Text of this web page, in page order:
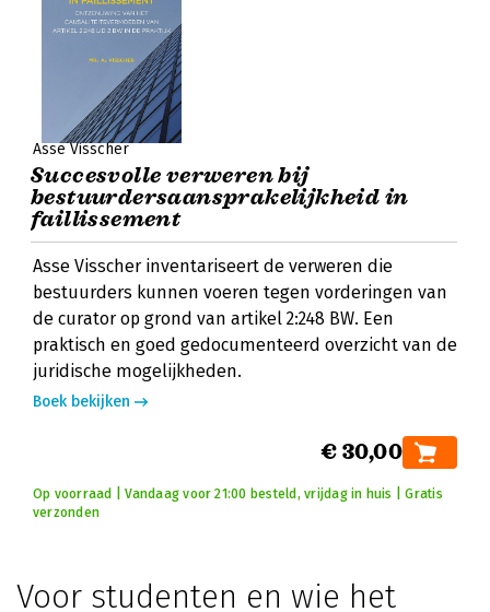
Asse Visscher
Succesvolle verweren bij
bestuurdersaansprakelijkheid in
faillissement
Asse Visscher inventariseert de verweren die
bestuurders kunnen voeren tegen vorderingen van
de curator op grond van artikel 2:248 BW. Een
praktisch en goed gedocumenteerd overzicht van de
juridische mogelijkheden.
Boek bekijken
€ 30,00
Op voorraad | Vandaag voor 21:00 besteld, vrijdag in huis | Gratis
verzonden
Voor studenten en wie het